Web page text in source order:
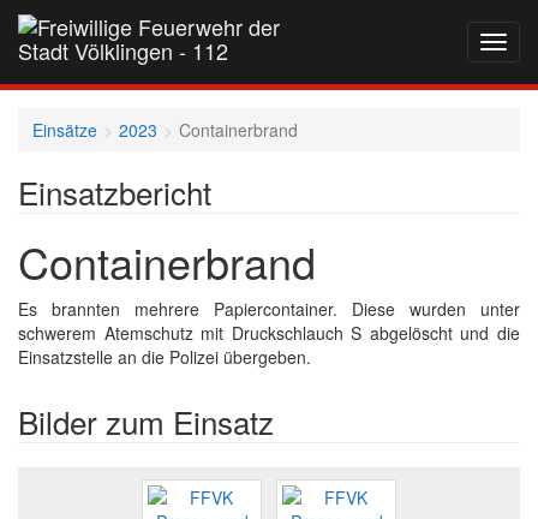
auf-
und
Einsätze 2023 Containerbrand
Einsatzbericht
Containerbrand
Es brannten mehrere Papiercontainer. Diese wurden unter
schwerem Atemschutz mit Druckschlauch S abgelöscht und die
Einsatzstelle an die Polizei übergeben.
Bilder zum Einsatz